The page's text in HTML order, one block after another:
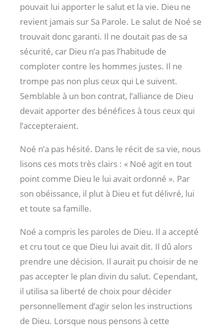
pouvait lui apporter le salut et la vie. Dieu ne
revient jamais sur Sa Parole. Le salut de Noé se
trouvait donc garanti. Il ne doutait pas de sa
sécurité, car Dieu n’a pas l’habitude de
comploter contre les hommes justes. Il ne
trompe pas non plus ceux qui Le suivent.
Semblable à un bon contrat, l’alliance de Dieu
devait apporter des bénéfices à tous ceux qui
l’accepteraient.
Noé n’a pas hésité. Dans le récit de sa vie, nous
lisons ces mots très clairs : « Noé agit en tout
point comme Dieu le lui avait ordonné ». Par
son obéissance, il plut à Dieu et fut délivré, lui
et toute sa famille.
Noé a compris les paroles de Dieu. Il a accepté
et cru tout ce que Dieu lui avait dit. Il dû alors
prendre une décision. Il aurait pu choisir de ne
pas accepter le plan divin du salut. Cependant,
il utilisa sa liberté de choix pour décider
personnellement d’agir selon les instructions
de Dieu. Lorsque nous pensons à cette